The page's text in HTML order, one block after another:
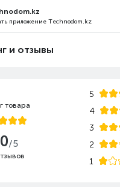
приложение Technodom.kz
и отзывы
товара
/5
5
4
3
2
1